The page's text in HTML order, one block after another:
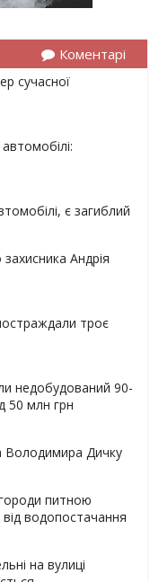
Коментарі
сучасної
є загиблий
Андрія
троє
недобудований 90-
50 млн грн
Володимира Дичку
питною
водопостачання
на вулиці